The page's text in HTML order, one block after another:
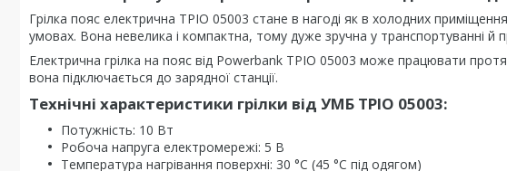
Грілка пояс електрична ТРІО 05003 стане в нагоді як в холодних
умовах. Вона невелика і компактна, тому дуже зручна у транспортуванні й
Електрична грілка на пояс від Powerbank ТРІО 05003 може працювати
вона підключається до зарядної станції.
Технічні характеристики грілки від УМБ ТРІО 05003:
Потужність: 10 Вт
Робоча напруга електромережі: 5 В
Температура нагрівання поверхні: 30 °С (45 °С під одягом)